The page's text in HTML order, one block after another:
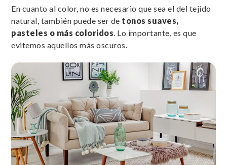
En cuanto al color, no es necesario que sea el del tejido
natural, también puede ser de tonos suaves,
pasteles o más coloridos . Lo importante, es que
evitemos aquellos más oscuros.